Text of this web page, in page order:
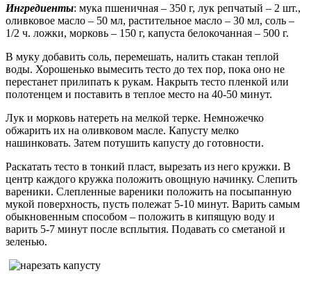
Ингредиенты: мука пшеничная – 350 г, лук репчатый – 2 шт.,
оливковое масло – 50 мл, растительное масло – 30 мл, соль –
1/2 ч. ложки, морковь – 150 г, капуста белокочанная – 500 г.
В муку добавить соль, перемешать, налить стакан теплой
воды. Хорошенько вымесить тесто до тех пор, пока оно не
перестанет прилипать к рукам. Накрыть тесто пленкой или
полотенцем и поставить в теплое место на 40-50 минут.
Лук и морковь натереть на мелкой терке. Немножечко
обжарить их на оливковом масле. Капусту мелко
нашинковать. Затем потушить капусту до готовности.
Раскатать тесто в тонкий пласт, вырезать из него кружки. В
центр каждого кружка положить овощную начинку. Слепить
вареники. Слепленные вареники положить на посыпанную
мукой поверхность, пусть полежат 5-10 минут. Варить самым
обыкновенным способом – положить в кипящую воду и
варить 5-7 минут после всплытия. Подавать со сметаной и
зеленью.